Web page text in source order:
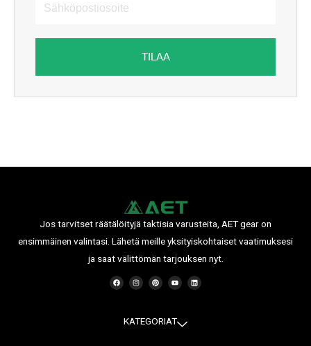
TILAA
Jos tarvitset räätälöityjä taktisia varusteita, AET gear on
ensimmäinen valintasi. Lähetä meille yksityiskohtaiset vaatimuksesi
ja saat välittömän tarjouksen nyt.
F
a
c
I
n
s
r
a
P
i
n
e
s
Y
o
u
e
L
i
n
KATEGORIAT